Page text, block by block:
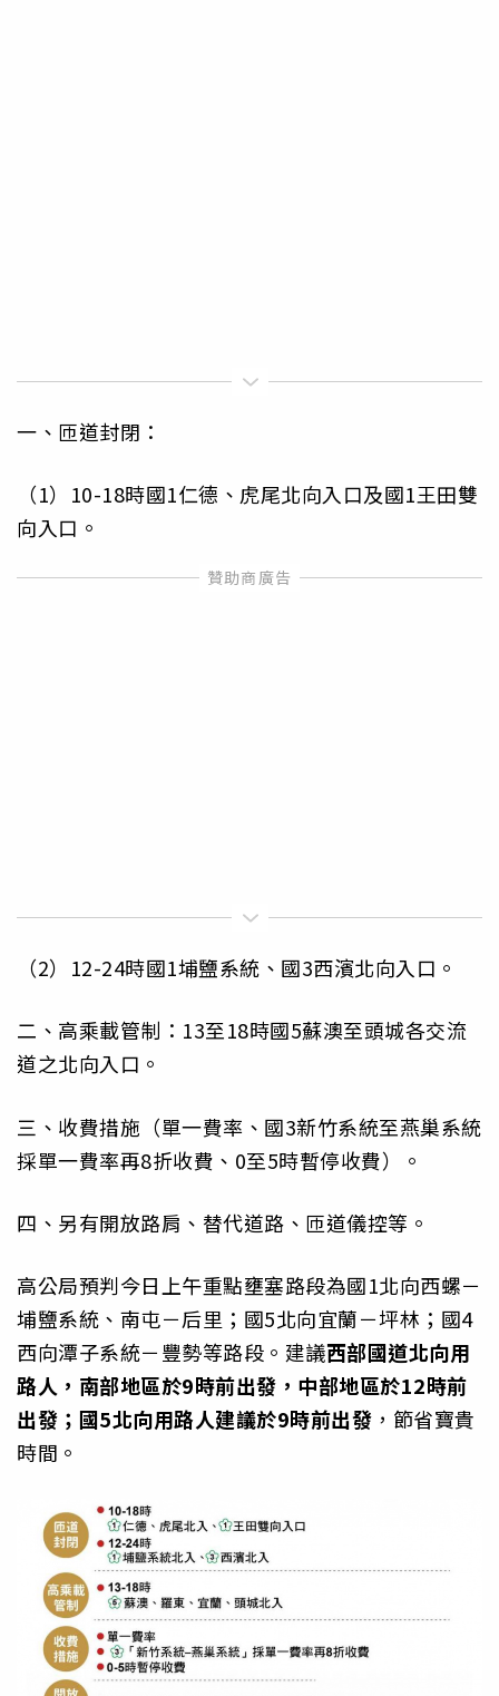
一、匝道封閉：
（1）10-18時國1仁德、虎尾北向入口及國1王田雙
向入口。
（2）12-24時國1埔鹽系統、國3西濱北向入口。
二、高乘載管制：13至18時國5蘇澳至頭城各交流
道之北向入口。
三、收費措施（單一費率、國3新竹系統至燕巢系統
採單一費率再8折收費、0至5時暫停收費）。
四、另有開放路肩、替代道路、匝道儀控等。
高公局預判今日上午重點壅塞路段為國1北向西螺－
埔鹽系統、南屯－后里；國5北向宜蘭－坪林；國4
西向潭子系統－豐勢等路段。建議西部國道北向用
路人，南部地區於9時前出發，中部地區於12時前
出發；國5北向用路人建議於9時前出發 ，節省寶貴
時間。